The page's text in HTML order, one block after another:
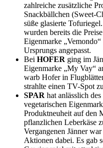
zahlreiche zusätzliche
Snackbällchen (Sweet-
süße glasierte
wurden bereits die
Eigenmarke
Ursprungs angepasst.
Bei HOFER ging im
Eigenmarke „My Vay“
warb Hofer in
strahlte einen TV-Spot
SPAR hat anlässlich
vegetarischen
Produktneuheit auf den
pflanzlichen Leberkäse
Vergangenen Jänner
Aktionen dabei. Es gab